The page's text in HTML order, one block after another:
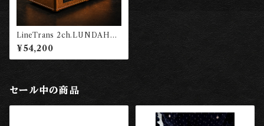
LineTrans 2ch.LUNDAHL
／AMATERAS 0002 ［東京
工房］
¥54,200
セール中の商品